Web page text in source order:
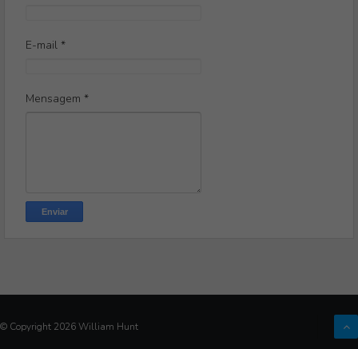
E-mail *
Mensagem *
© Copyright 2026William Hunt